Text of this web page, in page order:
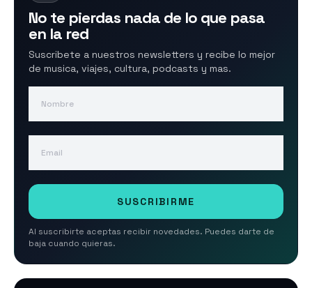
No te pierdas nada de lo que pasa
en la red
Suscribete a nuestros newsletters y recibe lo mejor
de musica, viajes, cultura, podcasts y mas.
SUSCRIBIRME
Al suscribirte aceptas recibir novedades. Puedes darte de
baja cuando quieras.